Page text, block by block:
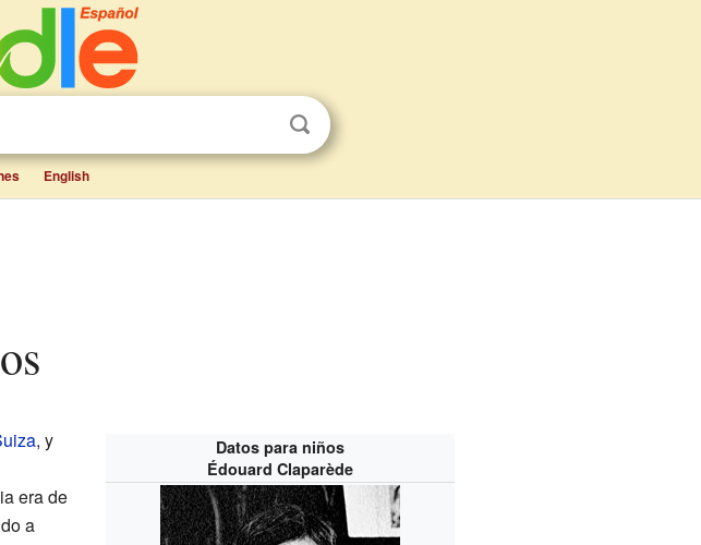
English
Datos para niños
Édouard Claparède
, y
era de
a